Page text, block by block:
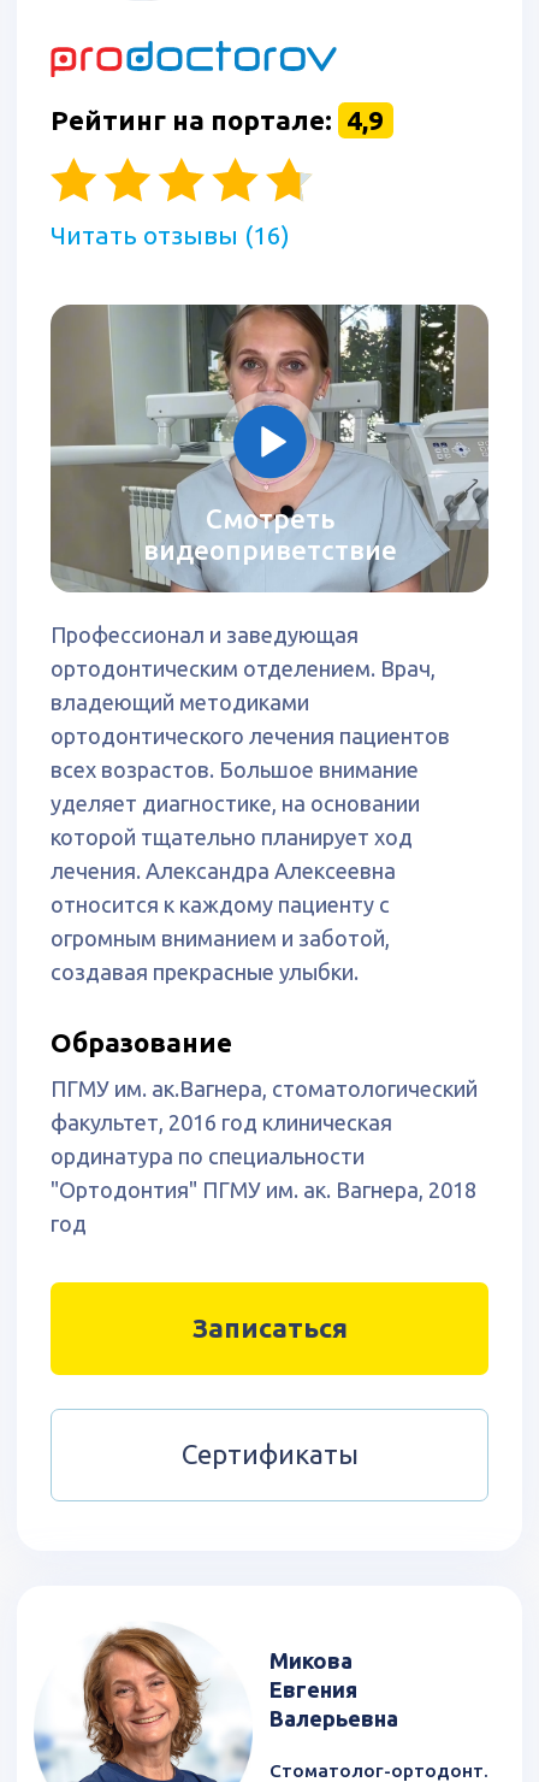
Опыт 4 года.
Рейтинг на портале: 4,0
Смотреть
видеоприветствие
Стоматолог-ортодонт.
Опыт 14 лет.
Дарья
Высококвалифицированный доктор с
многолетним опытом работы.
Исправляет прикус как у детей, так и у
взрослых с помощью брекет-систем,
элайнеров и других ортодонтических
методиками лечения, включая
внутриротовой сканер, чтобы не делать
слепков и избежать погрешности в
лечении.
Дарья Анатольевна стремится к тому,
чтобы лечение было не только
эффективным, но и максимально
понятным и приятным для пациента
Сертификаты
Образование
университет им. акад. Е. А. Вагнера
Смотреть
видеоприветствие